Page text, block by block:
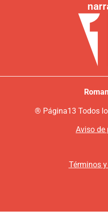
® Página13 Todos
Aviso de
Términos